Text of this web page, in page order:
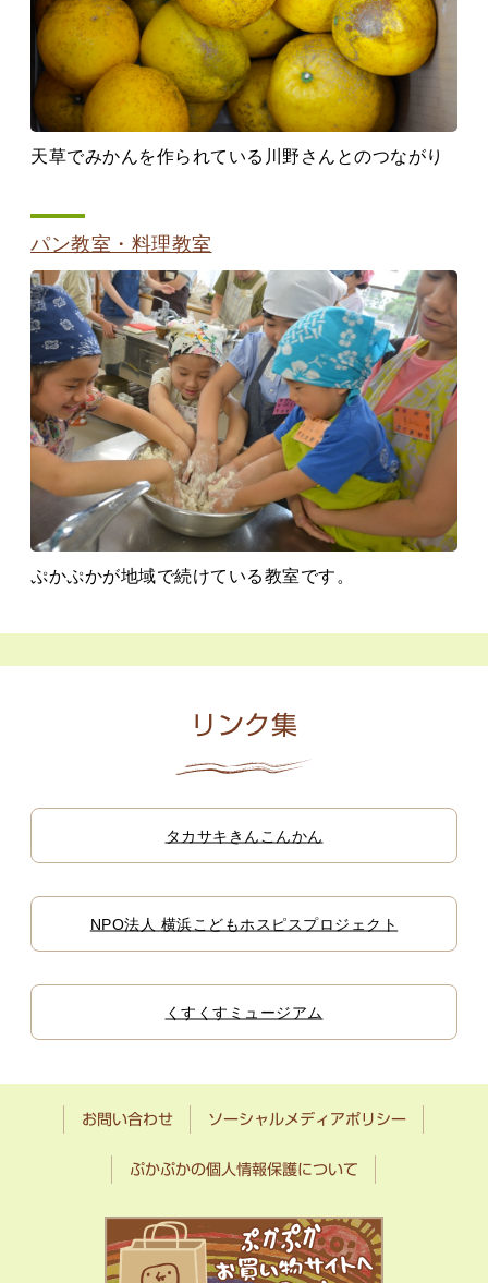
天草でみかんを作られている川野さんとのつながり
パン教室・料理教室
ぷかぷかが地域で続けている教室です。
リンク集
タカサキきんこんかん
NPO法人 横浜こどもホスピスプロジェクト
くすくすミュージアム
お問い合わせ ソーシャルメディアポリシー
ぷかぷかの個人情報保護について